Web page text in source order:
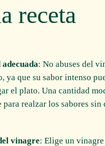
receta
: No abuses del
ya que su sabor intenso
el plato. Una cantidad
para realzar los sabores sin
vinagre: Elige un